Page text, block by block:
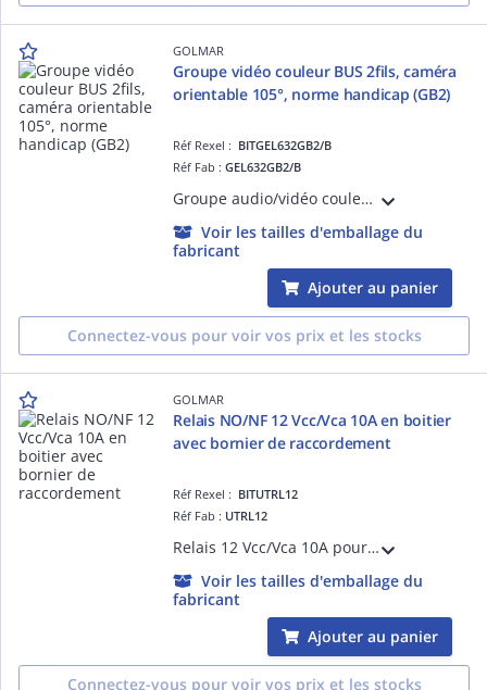
GOLMAR
Groupe vidéo couleur BUS 2fils, caméra
orientable 105°, norme handicap (GB2)
Réf Rexel : BITGEL632GB2/B
Réf Fab :GEL632GB2/B
Groupe audio/vidéo couleur BUS 2 fils G2P Caméra grand angle 105° orientable (pose) Synthèse vocale + Leds d'indications lumineuses Switch de configuration de la platine de rue Décodage du BUS PROXIMAN et HEXACT
Voir les tailles d'emballage du
fabricant
Ajouter au panier
Connectez-vous pour voir vos prix et les stocks
GOLMAR
Relais NO/NF 12 Vcc/Vca 10A en boitier
avec bornier de raccordement
Réf Rexel : BITUTRL12
Réf Fab : UTRL12
Relais 12 Vcc/Vca 10A pour gâche, ventouse, sonnerie supplémentaire ... Relais NO/NF - 10A maxi Boitier avec bornier de raccordement Tension 12Vcc/Vca
Voir les tailles d'emballage du
fabricant
Ajouter au panier
Connectez-vous pour voir vos prix et les stocks